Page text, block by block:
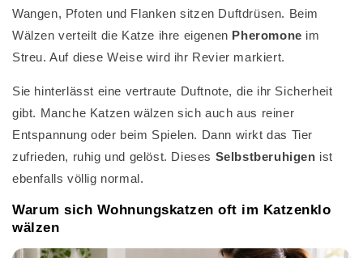
Wangen, Pfoten und Flanken sitzen Duftdrüsen. Beim
Wälzen verteilt die Katze ihre eigenen Pheromone im
Streu. Auf diese Weise wird ihr Revier markiert.
Sie hinterlässt eine vertraute Duftnote, die ihr Sicherheit
gibt. Manche Katzen wälzen sich auch aus reiner
Entspannung oder beim Spielen. Dann wirkt das Tier
zufrieden, ruhig und gelöst. Dieses Selbstberuhigen ist
ebenfalls völlig normal.
Warum sich Wohnungskatzen oft im Katzenklo
wälzen